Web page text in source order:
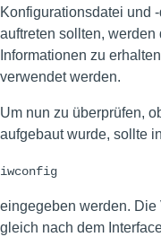
Konfigurationsdatei und
auftreten sollten,
Informationen zu
verwendet werden.
Um nun zu überprüfen,
aufgebaut wurde, sollte
iwconfig
eingegeben werden.
gleich nach dem